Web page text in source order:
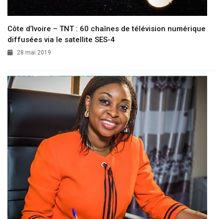
Côte d’Ivoire – TNT : 60 chaînes de télévision numérique
diffusées via le satellite SES-4
28 mai 2019